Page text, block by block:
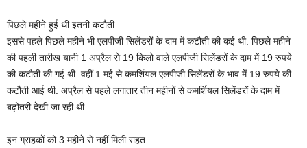
पिछले महीने हुई थी इतनी कटौती
इससे पहले पिछले महीने भी एलपीजी सिलेंडरों के दाम में कटौती की कई थी. पिछले महीने
की पहली तारीख यानी 1 अप्रैल से 19 किलो वाले एलपीजी सिलेंडरों के दाम में 19 रुपये
की कटौती की गई थी. वहीं 1 मई से कमर्शियल एलपीजी सिलेंडरों के भाव में 19 रुपये की
कटौती आई थी. अप्रैल से पहले लगातार तीन महीनों से कमर्शियल सिलेंडरों के दाम में
बढ़ोतरी देखी जा रही थी.
इन ग्राहकों को 3 महीने से नहीं मिली राहत